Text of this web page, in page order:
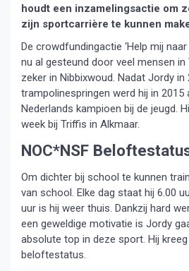
houdt een inzamelingsactie om
zijn sportcarrière te kunnen
De crowdfundingactie ‘Help mij
nu al gesteund door veel mensen in
zeker in Nibbixwoud. Nadat Jordy
trampolinespringen werd hij in 2015
Nederlands kampioen bij de jeugd.
week bij Triffis in Alkmaar.
NOC*NSF
Om dichter bij school te kunnen
van school. Elke dag staat hij 6.00
uur is hij weer thuis. Dankzij hard
een geweldige motivatie is Jordy
absolute top in deze sport. Hij kreeg
beloftestatus.